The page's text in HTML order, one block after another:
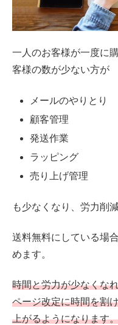
一人のお客様が一度に
客様の数が少ない方が
メールのやりとり
顧客管理
発送作業
ラッピング
売り上げ管理
も少なくなり、労力削
送料無料にしている場
めます。
時間と労力が少なくな
ページ改定に時間を割
上がるようになります